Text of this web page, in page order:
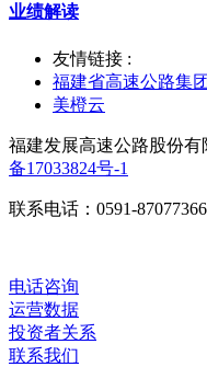
业绩解读
友情链接 :
福建省高速公路集
美橙云
福建发展高速公路股份有
备17033824号-1
联系电话：0591-87077366
电话咨询
运营数据
投资者关系
联系我们